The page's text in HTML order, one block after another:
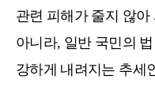
관련 피해가 줄지 않
아니라, 일반 국민의
강하게 내려지는 추세